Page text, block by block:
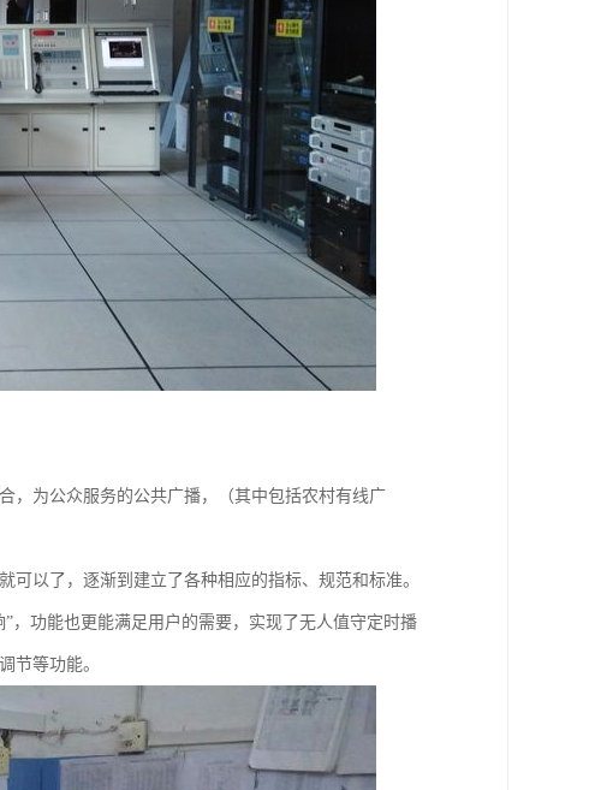
，为公众服务的公共广播，（其中包括农村有线广
以了，逐渐到建立了各种相应的指标、规范和标准。
，功能也更能满足用户的需要，实现了无人值守定时播
节等功能。